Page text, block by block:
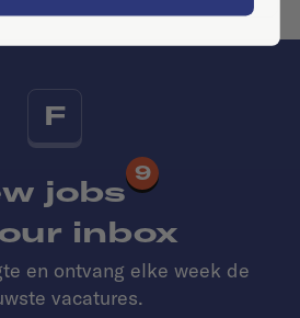
F
jobs
9
inbox
en ontvang elke week de
vacatures.